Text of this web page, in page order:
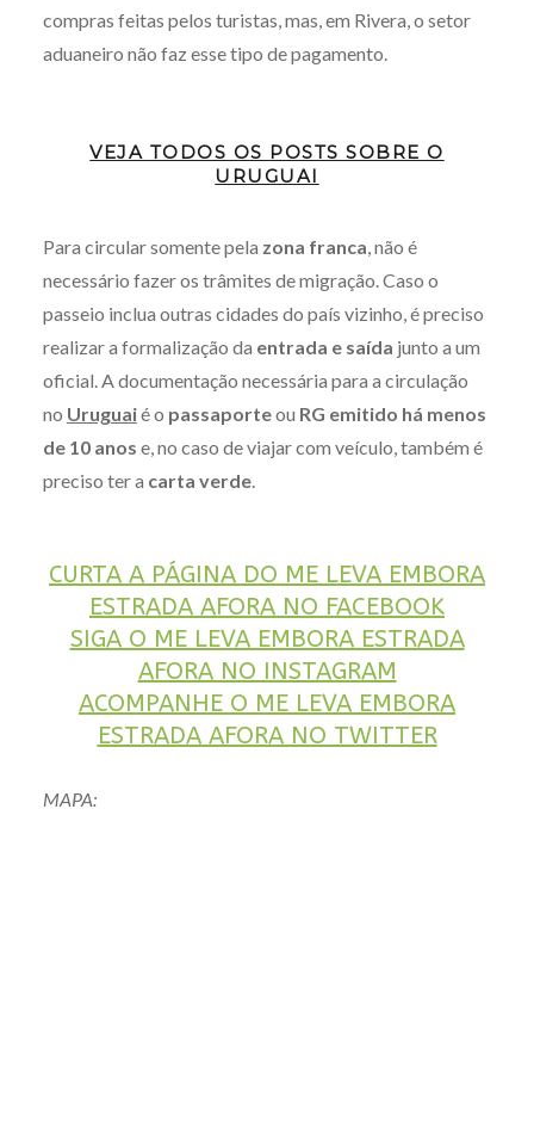
compras feitas pelos turistas, mas, em Rivera, o setor
aduaneiro não faz esse tipo de pagamento.
VEJA TODOS OS POSTS SOBRE O
URUGUAI
Para circular somente pela zona franca, não é
necessário fazer os trâmites de migração. Caso o
passeio inclua outras cidades do país vizinho, é preciso
realizar a formalização da entrada e saída junto a um
oficial. A documentação necessária para a circulação
no Uruguaié o passaporteou RG emitido há menos
de 10 anos e, no caso de viajar com veículo, também é
preciso ter a carta verde.
CURTA A PÁGINA DO ME LEVA EMBORA
ESTRADA AFORA NO FACEBOOK
SIGA O ME LEVA EMBORA ESTRADA
AFORA NO INSTAGRAM
ACOMPANHE O ME LEVA EMBORA
ESTRADA AFORA NO TWITTER
MAPA: